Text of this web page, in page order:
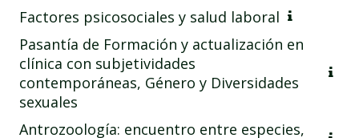
Factores psicosociales y salud laboral
Pasantía de Formación y actualización en
clínica con subjetividades
contemporáneas, Género y Diversidades
sexuales
Antrozoología: encuentro entre especies,